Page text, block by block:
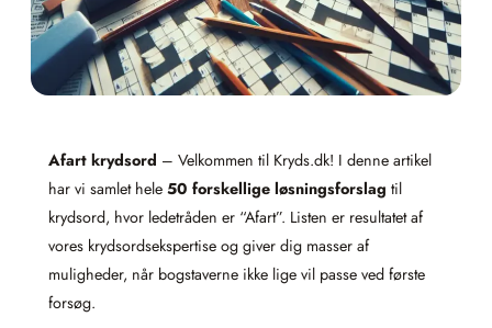
Afart krydsord – Velkommen til Kryds.dk! I denne artikel
har vi samlet hele 50 forskellige løsningsforslag til
krydsord, hvor ledetråden er “Afart”. Listen er resultatet af
vores krydsordsekspertise og giver dig masser af
muligheder, når bogstaverne ikke lige vil passe ved første
forsøg.